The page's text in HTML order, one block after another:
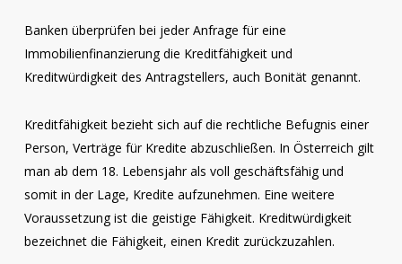
Banken überprüfen bei jeder Anfrage für eine
Immobilienfinanzierung die Kreditfähigkeit und
Kreditwürdigkeit des Antragstellers, auch Bonität genannt.
Kreditfähigkeit bezieht sich auf die rechtliche Befugnis einer
Person, Verträge für Kredite abzuschließen. In Österreich gilt
man ab dem 18. Lebensjahr als voll geschäftsfähig und
somit in der Lage, Kredite aufzunehmen. Eine weitere
Voraussetzung ist die geistige Fähigkeit. Kreditwürdigkeit
bezeichnet die Fähigkeit, einen Kredit zurückzuzahlen.